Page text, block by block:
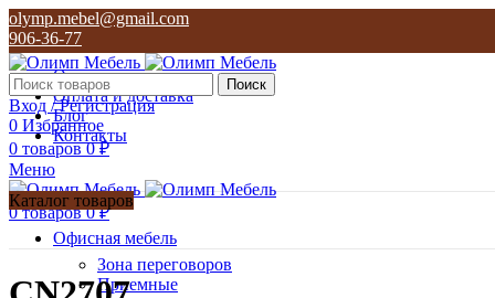
olymp.mebel@gmail.com
906-36-77
О нас
Оплата и доставка
Блог
Контакты
Поиск
Вход / Регистрация
0 Избранное
0 товаров 0₽
Меню
0товаров 0₽
Каталог товаров
Офисная мебель
Зона переговоров
Приемные